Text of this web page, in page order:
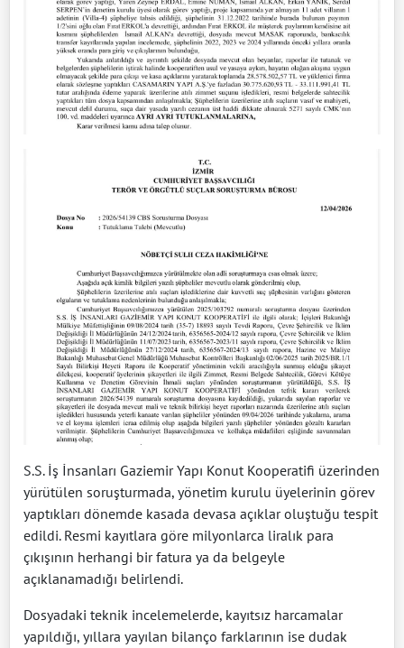
S.S. İş İnsanları Gaziemir Yapı Konut Kooperatifi üzerinden
yürütülen soruşturmada, yönetim kurulu üyelerinin görev
yaptıkları dönemde kasada devasa açıklar oluştuğu tespit
edildi. Resmi kayıtlara göre milyonlarca liralık para
çıkışının herhangi bir fatura ya da belgeyle
açıklanamadığı belirlendi.
Dosyadaki teknik incelemelerde, kayıtsız harcamalar
yapıldığı, yıllara yayılan bilanço farklarının ise dudak